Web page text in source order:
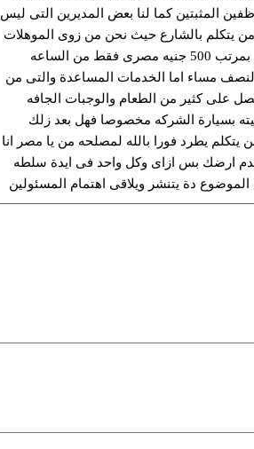
المثبتين كما لنا بعض المديرين التى ليس
يتكلم بالشارع حيث نحن من زوى الموهلات
العليا (بكالوريوس)حيث نحن نعمل بمرتب 500 جنيه مصرى فقط من الساعه
مساء اما الخدمات المساعدة والتى من
على كثير من الطعام والوجبات الجافه
بسيارة الشركه مخصوصا فهل بعد زلك
يطرد فورا بالله لمصلحه من يا مصر انا
ارضك بس ازاى وكل واحد فى ايدة سلطه
دة يتنشر ويلاقى اهتمام المسئولين